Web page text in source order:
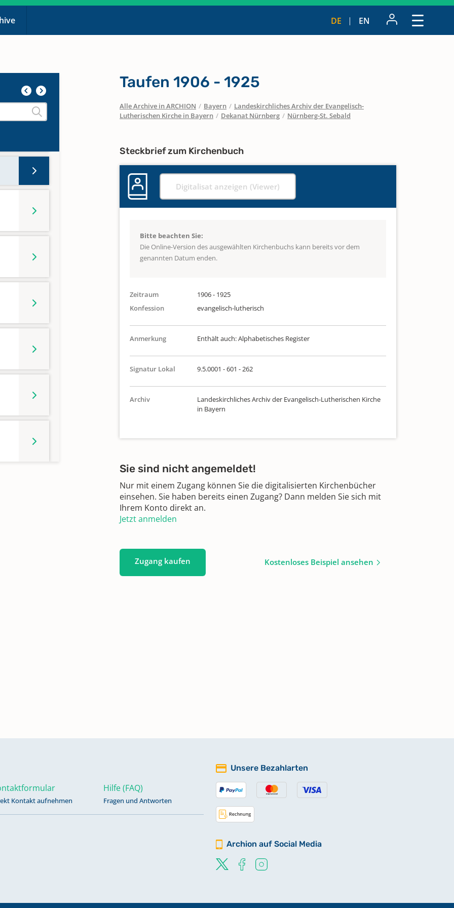
DE EN
Taufen 1906 - 1925
Alle Archive in ARCHION / Bayern / Landeskirchliches Archiv der Evangelisch-
Lutherischen Kirche in Bayern / Dekanat Nürnberg / Nürnberg-St. Sebald
Steckbrief zum Kirchenbuch
Digitalisat anzeigen (Viewer)
Bitte beachten Sie:
Die Online-Version des ausgewählten Kirchenbuchs kann bereits vor dem
genannten Datum enden.
Zeitraum
1906 - 1925
Konfession
evangelisch-lutherisch
Anmerkung Enthält auch: Alphabetisches Register
Signatur Lokal 9.5.0001 - 601 - 262
Archiv
Landeskirchliches Archiv der Evangelisch-Lutherischen Kirche
in Bayern
Sie sind nicht angemeldet!
Nur mit einem Zugang können Sie die digitalisierten Kirchenbücher
einsehen. Sie haben bereits einen Zugang? Dann melden Sie sich mit
Ihrem Konto direkt an.
Jetzt anmelden
Zugang kaufen Kostenloses Beispiel ansehen
Kontakt aufnehmen
Hilfe (FAQ)
Fragen und Antworten
Unsere Bezahlarten
Archion auf Social Media